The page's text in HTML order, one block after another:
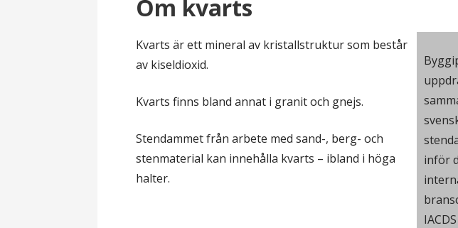
Om kvarts
inför
IACDS
Kvarts är ett mineral av kristallstruktur som består
av kiseldioxid.
Kvarts finns bland annat i granit och gnejs.
Stendammet från arbete med sand-, berg- och
stenmaterial kan innehålla kvarts – ibland i höga
halter.